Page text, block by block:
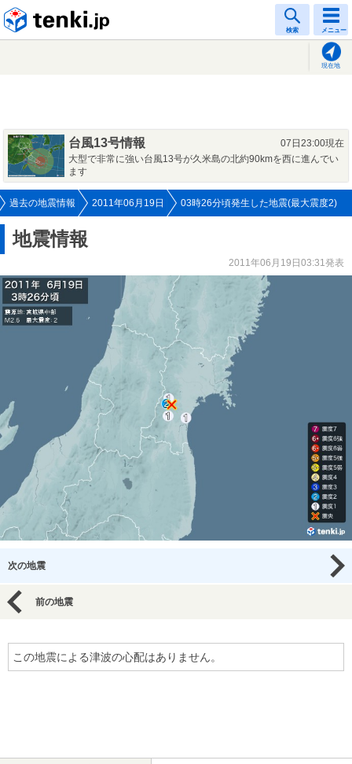
検索 メニュー
現在地
台風13号情報
07日23:00現在
大型で非常に強い台風13号が久米島の北約90kmを西に進んでい
ます
過去の地震情報 2011年06月19日 03時26分頃発生した地震(最大震度2)
地震情報
2011年06月19日03:31発表
次の地震
前の地震
この地震による津波の心配はありません。